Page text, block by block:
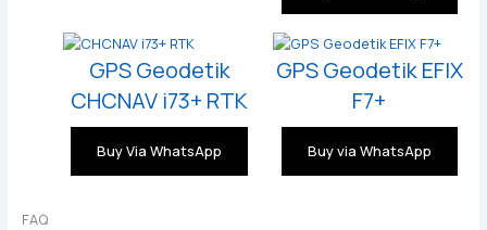
GPS Geodetik
CHCNAV i73+ RTK
Buy Via WhatsApp
GPS Geodetik EFIX
F7+
Buy via WhatsApp
FAQ